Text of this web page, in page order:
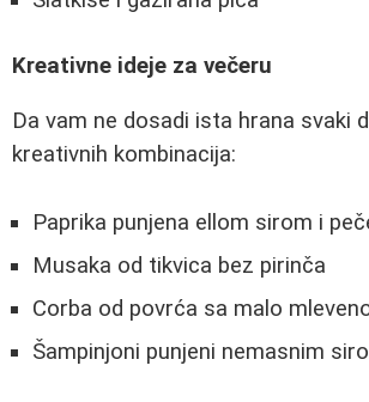
Kreativne ideje za večeru
Da vam ne dosadi ista hrana svaki
kreativnih kombinacija:
Paprika punjena ellom sirom i
Musaka od tikvica bez pirinča
Corba od povrća sa malo
Šampinjoni punjeni nemasnim